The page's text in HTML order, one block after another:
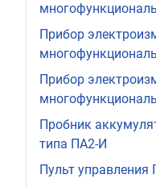
Прибор
Прибор
Пробник
типа ПА2-И
Пульт управления